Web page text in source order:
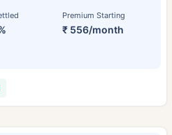
Premium Starting
₹ 556/month